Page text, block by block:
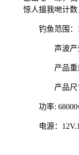
惊人搵我哋计数
钓鱼范围：
声波产
产品重
产品尺
功率:
电源：